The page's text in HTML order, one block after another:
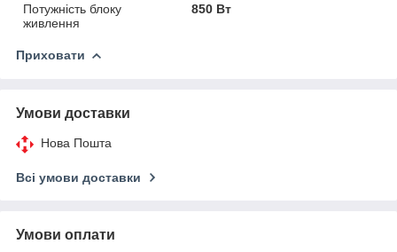
Потужність блоку
живлення
850 Вт
Приховати
Умови доставки
Нова Пошта
Всі умови доставки
Умови оплати